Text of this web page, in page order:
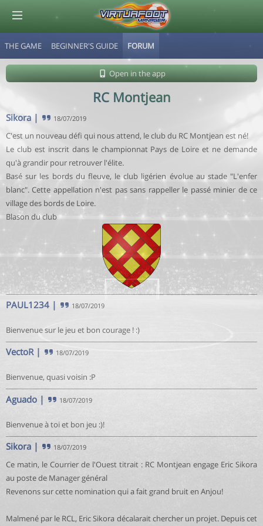
THE GAME BEGINNER'S GUIDE FORUM
Open in the app
RC Montjean
Sikora | 18/07/2019
C'est un nouveau défi qui nous attend, le club du RC Montjean est né!
Le club est inscrit dans le championnat Pays de Loire et ne demande
qu'à grandir pour retrouver l'élite.
Basé sur les bords du fleuve, le club ligérien évolue au stade "L'enfer
blanc". Cette appellation n'est pas sans rappeller le passé minier de ce
village des bords de Loire.
Blason du club
PAUL1234 | 18/07/2019
Bienvenue sur le jeu et bon courage ! :)
VectoR| 18/07/2019
Bienvenue, quasi voisin :P
Aguado | 18/07/2019
Bienvenue à toi et bon jeu :)!
Sikora | 18/07/2019
Ce matin, le Courrier de l'Ouest titrait : RC Montjean engage Eric Sikora
au poste de Manager général
Revenons sur cette nomination qui a fait grand bruit en Anjou!
Malmené par le RCL, Eric Sikora décalarait chercher un projet. Depuis cet
© Virtuafoot Manager by Aymeric Le Corre 202608091557